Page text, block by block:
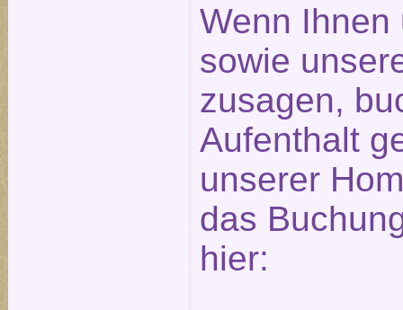
Wenn Ihnen
sowie
zusagen,
Aufenthalt
unserer
das
hier: